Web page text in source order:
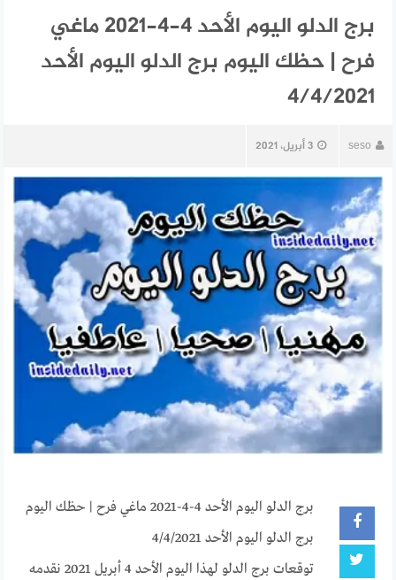
برج الدلو اليوم الأحد 4-4-2021 ماغي
فرح | حظك اليوم برج الدلو اليوم الأحد
4/4/2021
seso 3 أبريل، 2021
برج الدلو اليوم الأحد 4-4-2021 ماغي فرح | حظك اليوم
برج الدلو اليوم الأحد 4/4/2021
توقعات برج الدلو لهذا اليوم الأحد 4 أبريل 2021 نقدمه